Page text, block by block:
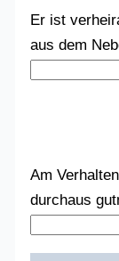
Er ist
aus dem
Am
durchaus